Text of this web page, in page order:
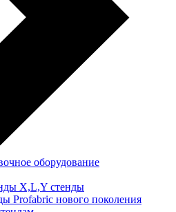
оборудование
X,L,Y стенды
Profabric нового поколения